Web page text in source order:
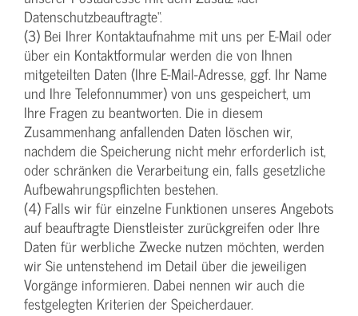
Datenschutzbeauftragte“.
(3) Bei Ihrer Kontaktaufnahme mit uns per E-Mail oder
über ein Kontaktformular werden die von Ihnen
mitgeteilten Daten (Ihre E-Mail-Adresse, ggf. Ihr Name
und Ihre Telefonnummer) von uns gespeichert, um
Ihre Fragen zu beantworten. Die in diesem
Zusammenhang anfallenden Daten löschen wir,
nachdem die Speicherung nicht mehr erforderlich ist,
oder schränken die Verarbeitung ein, falls gesetzliche
Aufbewahrungspflichten bestehen.
(4) Falls wir für einzelne Funktionen unseres Angebots
auf beauftragte Dienstleister zurückgreifen oder Ihre
Daten für werbliche Zwecke nutzen möchten, werden
wir Sie untenstehend im Detail über die jeweiligen
Vorgänge informieren. Dabei nennen wir auch die
festgelegten Kriterien der Speicherdauer.